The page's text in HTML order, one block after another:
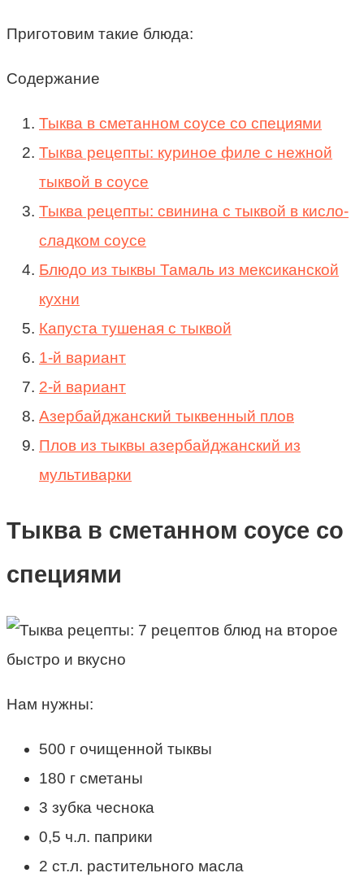
Приготовим такие блюда:
Содержание
Тыква в сметанном соусе со специями
Тыква рецепты: куриное филе с нежной
тыквой в соусе
Тыква рецепты: свинина с тыквой в кисло-
сладком соусе
Блюдо из тыквы Тамаль из мексиканской
кухни
Капуста тушеная с тыквой
1-й вариант
2-й вариант
Азербайджанский тыквенный плов
Плов из тыквы азербайджанский из
мультиварки
Тыква в сметанном соусе со
специями
Нам нужны:
500 г очищенной тыквы
180 г сметаны
3 зубка чеснока
0,5 ч.л. паприки
2 ст.л. растительного масла